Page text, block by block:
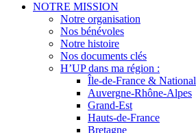
NOTRE MISSION
Notre organisation
Nos bénévoles
Notre histoire
Nos documents clés
H’UP dans ma région :
Île-de-France & National
Auvergne-Rhône-Alpes
Grand-Est
Hauts-de-France
Bretagne